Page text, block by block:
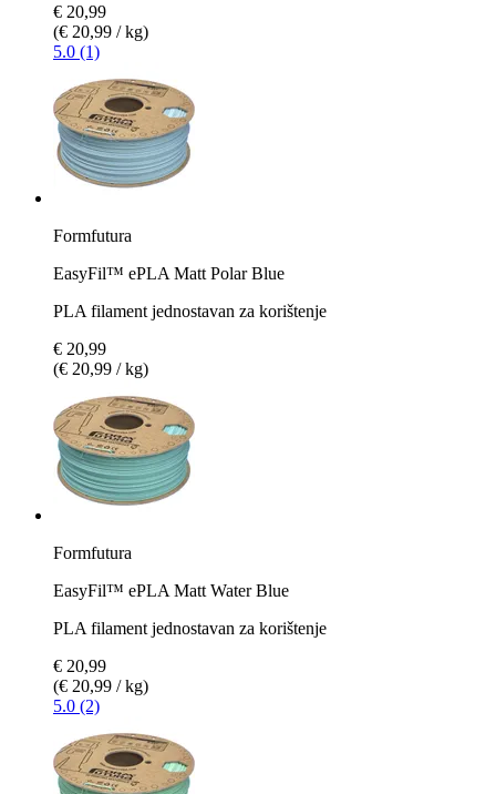
€ 20,99
(€ 20,99 / kg)
5.0 (1)
Formfutura
EasyFil™ ePLA Matt Polar Blue
PLA filament jednostavan za korištenje
€ 20,99
(€ 20,99 / kg)
Formfutura
EasyFil™ ePLA Matt Water Blue
PLA filament jednostavan za korištenje
€ 20,99
(€ 20,99 / kg)
5.0 (2)